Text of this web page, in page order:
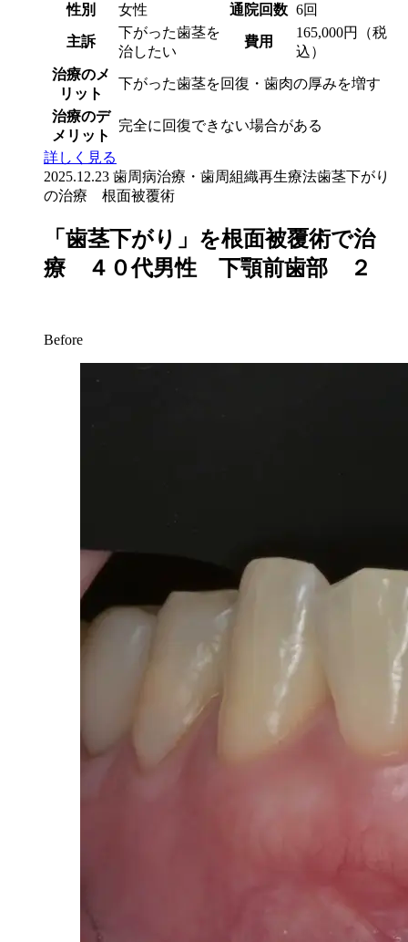
性別
女性 通院回数 6回
主訴
下がった歯茎を
治したい
費用
165,000円（税
込）
治療のメ
リット
下がった歯茎を回復・歯肉の厚みを増す
治療のデ
メリット
完全に回復できない場合がある
詳しく見る
2025.12.23 歯周病治療・歯周組織再生療法歯茎下がり
の治療 根面被覆術
「歯茎下がり」を根面被覆術で治
療 ４０代男性 下顎前歯部 ２
Before